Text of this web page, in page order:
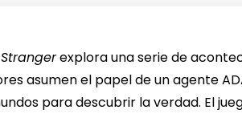
explora una serie de
asumen el papel de un agente
para descubrir la verdad. El